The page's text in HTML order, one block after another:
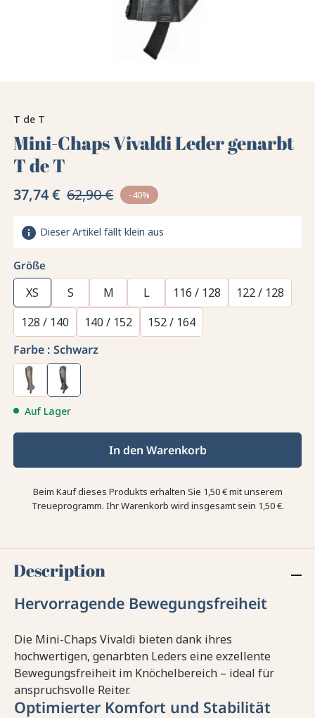
T de T
Mini-Chaps Vivaldi Leder genarbt
T de T
37,74 € 62,90 € -40%
info Dieser Artikel fällt klein aus
Größe
XS S M L 116 / 128
122 / 128
128 / 140
140 / 152
152 / 164
Farbe : Schwarz
Auf Lager
In den Warenkorb
Beim Kauf dieses Produkts erhalten Sie 1,50 €mit unserem
Treueprogramm. Ihr Warenkorb wird insgesamt sein 1,50 €.
Description
Hervorragende Bewegungsfreiheit
Die Mini-Chaps Vivaldi bieten dank ihres
hochwertigen, genarbten Leders eine exzellente
Bewegungsfreiheit im Knöchelbereich – ideal für
anspruchsvolle Reiter.
Optimierter Komfort und Stabilität